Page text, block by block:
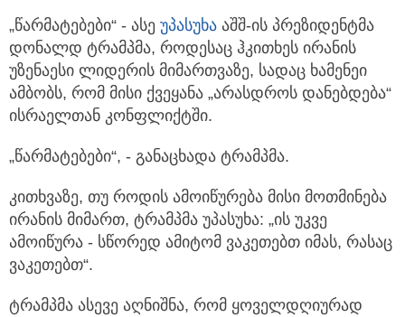
„წარმატებები“ - ასე უპასუხა აშშ-ის პრეზიდენტმა
დონალდ ტრამპმა, როდესაც ჰკითხეს ირანის
უზენაესი ლიდერის მიმართვაზე, სადაც ხამენეი
ამბობს, რომ მისი ქვეყანა „არასდროს დანებდება“
ისრაელთან კონფლიქტში.
„წარმატებები“, - განაცხადა ტრამპმა.
კითხვაზე, თუ როდის ამოიწურება მისი მოთმინება
ირანის მიმართ, ტრამპმა უპასუხა: „ის უკვე
ამოიწურა - სწორედ ამიტომ ვაკეთებთ იმას, რასაც
ვაკეთებთ“.
ტრამპმა ასევე აღნიშნა, რომ ყოველდღიურად